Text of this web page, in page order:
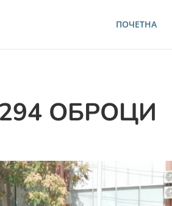
ПОЧЕТНА
ОБРОЦИ